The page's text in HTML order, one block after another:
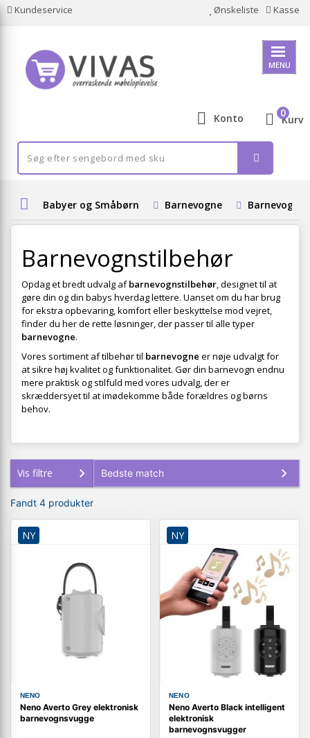
Kundeservice Ønskeliste Kasse
MENU
Konto Kurv
0
Babyer og Småbørn Barnevogne
Barnevognstilbehør
Opdag et bredt udvalg afbarnevognstilbehør, designet til at
gøre din og din babys hverdag lettere. Uanset om du har brug
for ekstra opbevaring, komfort eller beskyttelse mod vejret,
finder du her de rette løsninger, der passer til alle typer
barnevogne.
Vores sortiment af tilbehør til barnevogne er nøje udvalgt for
at sikre høj kvalitet og funktionalitet. Gør din barnevogn endnu
mere praktisk og stilfuld med vores udvalg, der er
skræddersyet til at imødekomme både forældres og børns
behov.
Vis filtre
Fandt 4 produkter
NY
NENO
Neno Averto Grey elektronisk
barnevognsvugge
NY
NENO
Neno Averto Black intelligent
elektronisk
barnevognsvugger